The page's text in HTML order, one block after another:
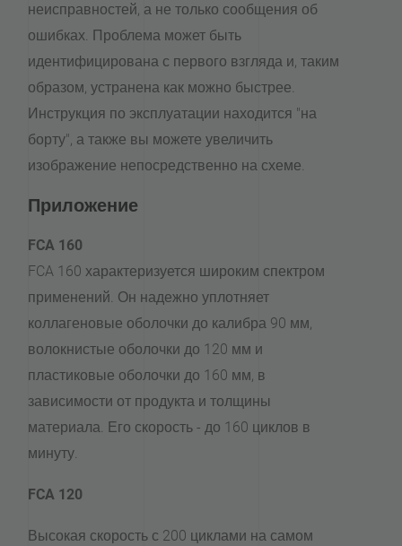
неисправностей, а не только сообщения об
ошибках. Проблема может быть
идентифицирована с первого взгляда и, таким
образом, устранена как можно быстрее.
Инструкция по эксплуатации находится "на
борту", а также вы можете увеличить
изображение непосредственно на схеме.
Приложение
FCA 160
FCA 160 характеризуется широким спектром
применений. Он надежно уплотняет
коллагеновые оболочки до калибра 90 мм,
волокнистые оболочки до 120 мм и
пластиковые оболочки до 160 мм, в
зависимости от продукта и толщины
материала. Его скорость - до 160 циклов в
минуту.
FCA 120
Высокая скорость с 200 циклами на самом